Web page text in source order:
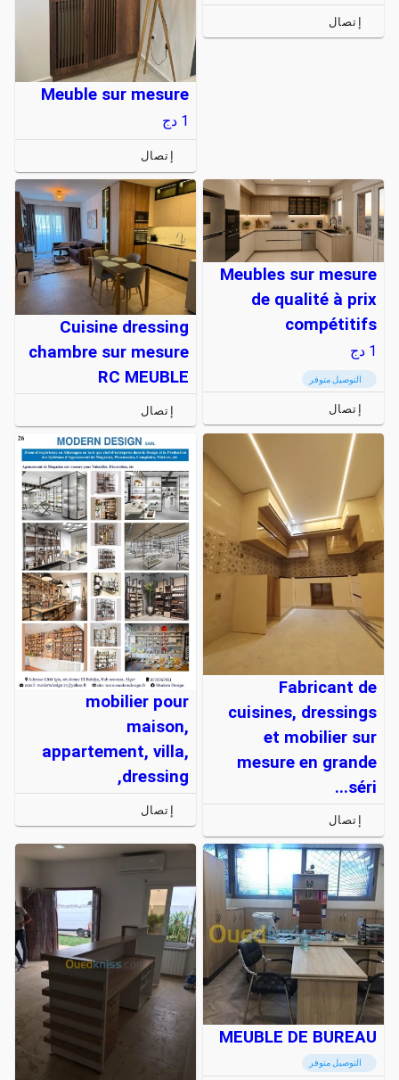
إتصال
Meuble sur mesure
1 دج
إتصال
Meubles sur mesure
de qualité à prix
compétitifs
1 دج
التوصيل متوفر
إتصال
Cuisine dressing
chambre sur mesure
RC MEUBLE
إتصال
Fabricant de
cuisines, dressings
et mobilier sur
mesure en grande
séri...
إتصال
mobilier pour
maison,
appartement, villa,
dressing,
إتصال
MEUBLE DE BUREAU
التوصيل متوفر